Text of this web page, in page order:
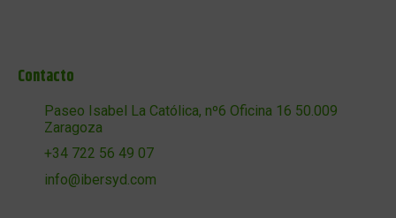
Contacto
Paseo Isabel La Católica, nº6 Oficina 16 50.009
Zaragoza
+34 722 56 49 07
info@ibersyd.com